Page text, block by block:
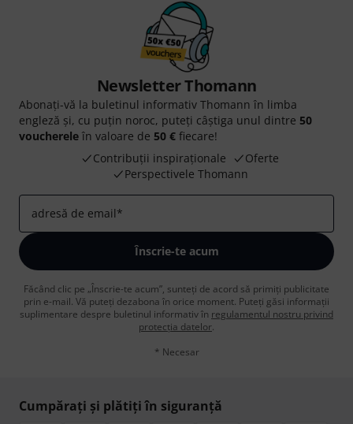
Newsletter Thomann
Abonați-vă la buletinul informativ Thomann în limba
engleză și, cu puțin noroc, puteți câștiga unul dintre 50
voucherele în valoare de 50 € fiecare!
Contribuții inspiraționale
Oferte
Perspectivele Thomann
adresă de email*
Înscrie-te acum
Făcând clic pe „Înscrie-te acum”, sunteți de acord să primiți publicitate
prin e-mail. Vă puteți dezabona în orice moment. Puteți găsi informații
suplimentare despre buletinul informativ în regulamentul nostru privind
protecția datelor.
* Necesar
Cumpărați și plătiți în siguranță